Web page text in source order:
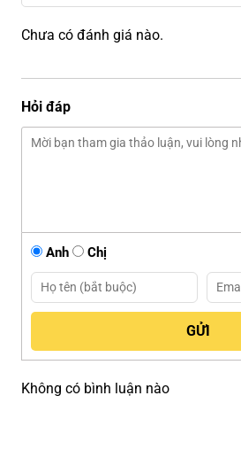
Chưa có đánh giá nào.
Hỏi đáp
Anh Chị
Không có bình luận nào